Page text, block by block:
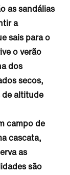
as sandálias
a
sais para o
o verão
dos
secos,
de altitude
campo de
cascata,
as
são